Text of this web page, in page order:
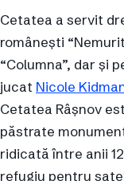
Cetatea a servit
românești
“Columna”, dar și
jucat Nicole
Cetatea Râșnov
păstrate
ridicată între anii
refugiu pentru